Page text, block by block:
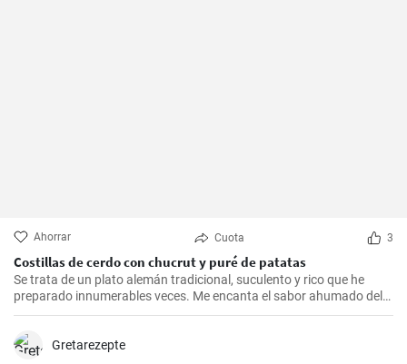
Ahorrar Cuota 3
Costillas de cerdo con chucrut y puré de patatas
Se trata de un plato alemán tradicional, suculento y rico que he
preparado innumerables veces. Me encanta el sabor ahumado del
Kassler combinado con el chucrut ácido y el cremoso puré de
es un delicioso plato reconfortante en los días más fríos.
Gretarezepte